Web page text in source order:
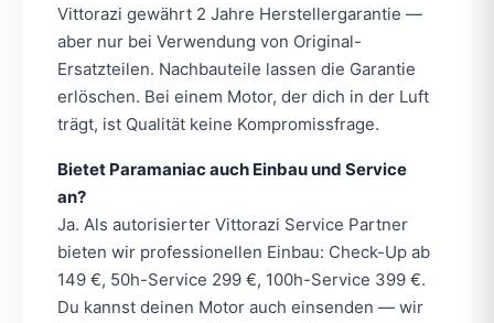
Vittorazi gewährt 2 Jahre Herstellergarantie —
aber nur bei Verwendung von Original-
Ersatzteilen. Nachbauteile lassen die Garantie
erlöschen. Bei einem Motor, der dich in der Luft
trägt, ist Qualität keine Kompromissfrage.
Bietet Paramaniac auch Einbau und Service
an?
Ja. Als autorisierter Vittorazi Service Partner
bieten wir professionellen Einbau: Check-Up ab
149 €, 50h-Service 299 €, 100h-Service 399 €.
Du kannst deinen Motor auch einsenden — wir